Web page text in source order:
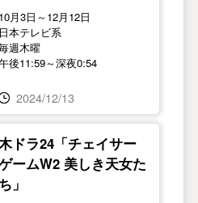
10月3日～12月12日
日本テレビ系
週木曜
後11:59～深夜0:54
2024/12/13
ドラ24「チェイサー
ームW2 美しき天女た
ち」